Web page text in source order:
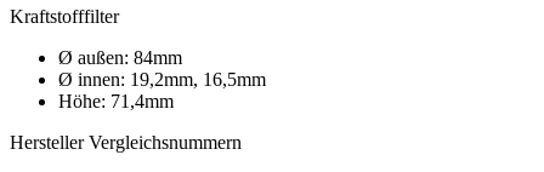
Kraftstofffilter
Ø außen: 84mm
Ø innen: 19,2mm, 16,5mm
Höhe: 71,4mm
Hersteller Vergleichsnummern